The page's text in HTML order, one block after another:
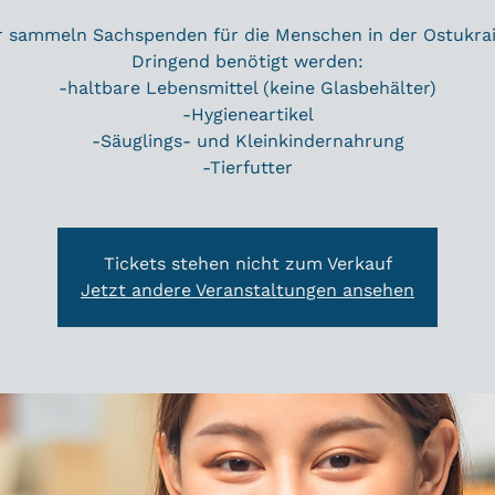
sammeln Sachspenden für die Menschen in der
Dringend benötigt werden:
-haltbare Lebensmittel (keine Glasbehälter)
-Hygieneartikel
-Säuglings- und Kleinkindernahrung
-Tierfutter
Tickets stehen nicht zum Verkauf
Jetzt andere Veranstaltungen ansehen